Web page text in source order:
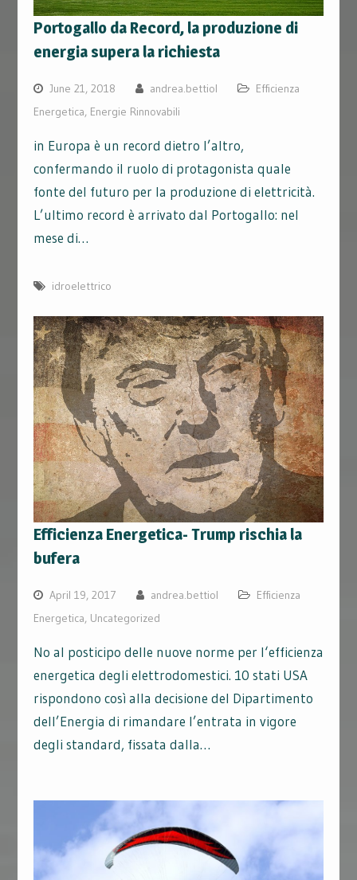
Portogallo da Record, la produzione di
energia supera la richiesta
June 21, 2018 andrea.bettiol
Efficienza
Energetica, Energie Rinnovabili
in Europa è un record dietro l’altro,
confermando il ruolo di protagonista quale
fonte del futuro per la produzione di elettricità.
L’ultimo record è arrivato dal Portogallo: nel
mese di…
idroelettrico
Efficienza Energetica- Trump rischia la
bufera
April 19, 2017 andrea.bettiol
Efficienza
Energetica, Uncategorized
No al posticipo delle nuove norme per l‘efficienza
energetica degli elettrodomestici. 10 stati USA
rispondono così alla decisione del Dipartimento
dell’Energia di rimandare l’entrata in vigore
degli standard, fissata dalla…